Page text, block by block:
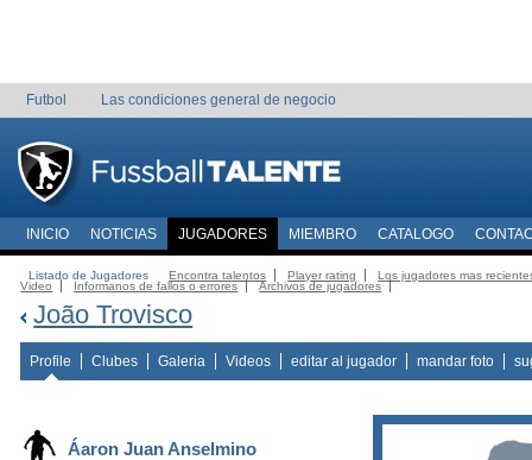
Futbol Las condiciones general de negocio
INICIO NOTICIAS JUGADORES MIEMBRO CATALOGO
Listado de Jugadores Encontra talentos Player rating
Los jugadores mas
Video
Informanos de fallos o errores Archivos de jugadores
João Trovisco
Profile Clubes Galeria Videos editar al jugador mandar foto
Áaron Juan Anselmino